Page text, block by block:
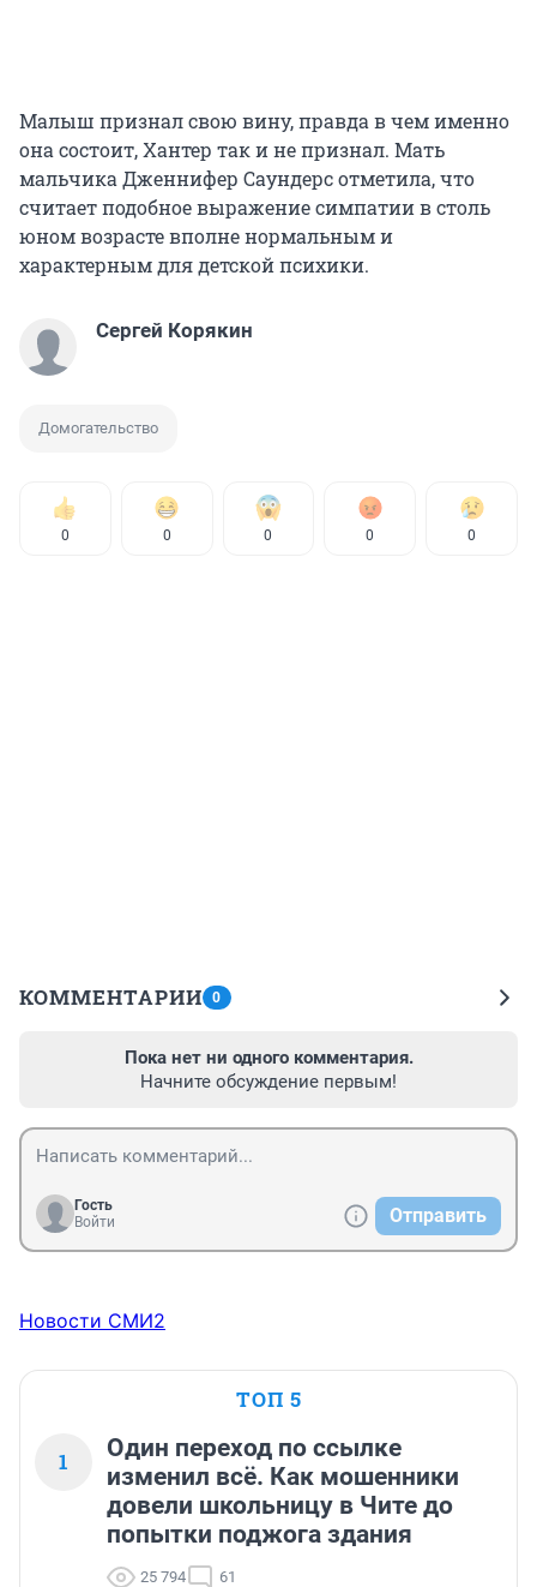
Малыш признал свою вину, правда в чем именно
она состоит, Хантер так и не признал. Мать
мальчика Дженнифер Саундерс отметила, что
считает подобное выражение симпатии в столь
юном возрасте вполне нормальным и
характерным для детской психики.
Сергей Корякин
Домогательство
0 0 0 0 0
КОММЕНТАРИИ 0
Пока нет ни одного комментария.
Начните обсуждение первым!
Гость
Войти
Отправить
Новости СМИ2
ТОП 5
1
Один переход по ссылке
изменил всё. Как мошенники
довели школьницу в Чите до
попытки поджога здания
25 794 61